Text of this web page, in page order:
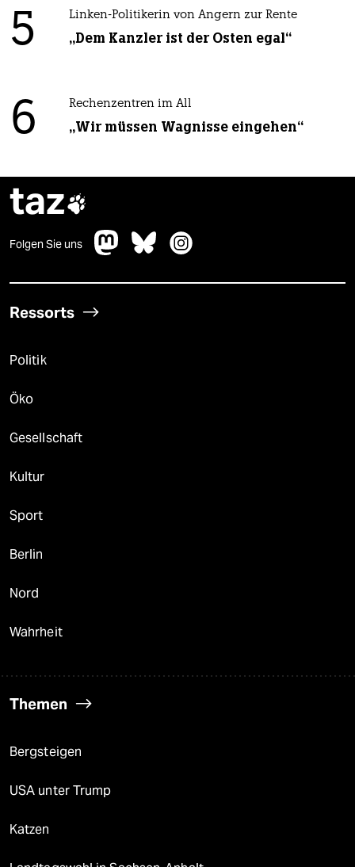
5 Linken-Politikerin von Angern zur Rente
„Dem Kanzler ist der Osten egal“
6 Rechenzentren im All
„Wir müssen Wagnisse eingehen“
taz
Folgen Sie uns
Ressorts
Politik
Öko
Gesellschaft
Kultur
Sport
Berlin
Nord
Wahrheit
Themen
Bergsteigen
USA unter Trump
Katzen